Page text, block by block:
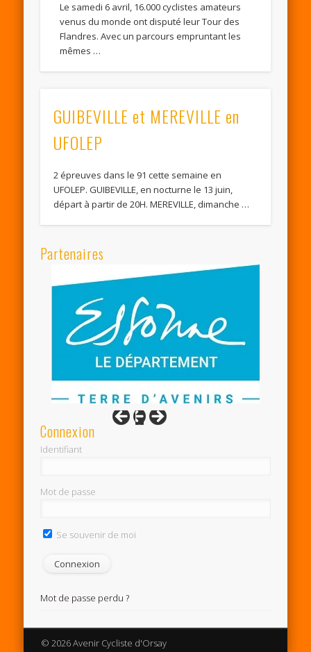
Le samedi 6 avril, 16.000 cyclistes amateurs
venus du monde ont disputé leur Tour des
Flandres. Avec un parcours empruntant les
mêmes …
GUIBEVILLE et MEREVILLE en
UFOLEP
2 épreuves dans le 91 cette semaine en
UFOLEP. GUIBEVILLE, en nocturne le 13 juin,
départ à partir de 20H. MEREVILLE, dimanche …
Partenaires
Connexion
Identifiant
Mot de passe
Se souvenir de moi
Mot de passe perdu ?
© 2026 Avenir Cycliste d'Orsay